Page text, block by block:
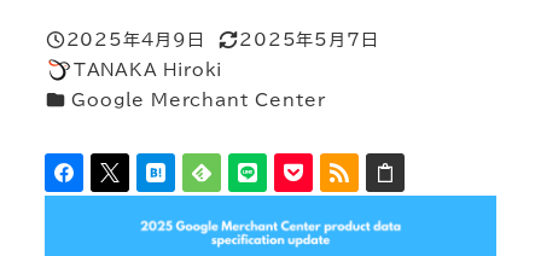
投稿日
2025年4月9日
更新日
2025年5月7日
著
者
TANAKA Hiroki
カテゴリー
Google Merchant Center